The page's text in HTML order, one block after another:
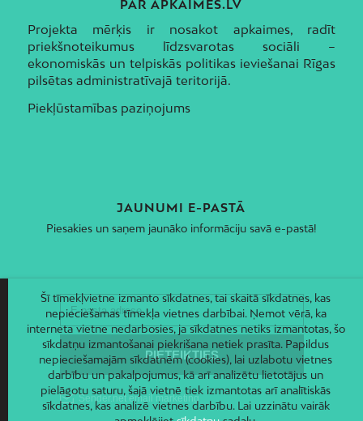
PAR APKAIMES.LV
Projekta mērķis ir nosakot apkaimes, radīt
priekšnoteikumus līdzsvarotas sociāli –
ekonomiskās un telpiskās politikas ieviešanai Rīgas
pilsētas administratīvajā teritorijā.
Piekļūstamības paziņojums
JAUNUMI E-PASTĀ
Piesakies un saņem jaunāko informāciju savā e-pastā!
Šī tīmekļvietne izmanto sīkdatnes, tai skaitā sīkdatnes, kas
nepieciešamas tīmekļa vietnes darbībai. Ņemot vērā, ka
interneta vietne nedarbosies, ja sīkdatnes netiks izmantotas, šo
sīkdatņu izmantošanai piekrišana netiek prasīta. Papildus
nepieciešamajām sīkdatnēm (cookies), lai uzlabotu vietnes
darbību un pakalpojumus, kā arī analizētu lietotājus un
pielāgotu saturu, šajā vietnē tiek izmantotas arī analītiskās
sīkdatnes, kas analizē vietnes darbību. Lai uzzinātu vairāk